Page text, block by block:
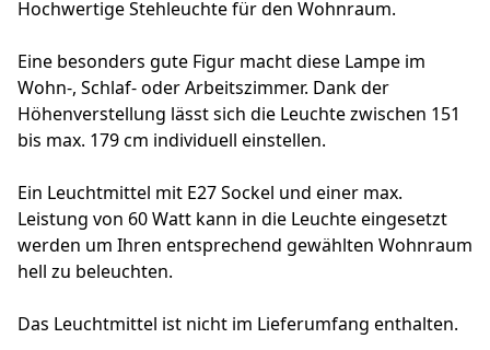
Hochwertige Stehleuchte für den Wohnraum.
Eine besonders gute Figur macht diese Lampe im
Wohn-, Schlaf- oder Arbeitszimmer. Dank der
Höhenverstellung lässt sich die Leuchte zwischen 151
bis max. 179 cm individuell einstellen.
Ein Leuchtmittel mit E27 Sockel und einer max.
Leistung von 60 Watt kann in die Leuchte eingesetzt
werden um Ihren entsprechend gewählten Wohnraum
hell zu beleuchten.
Das Leuchtmittel ist nicht im Lieferumfang enthalten.